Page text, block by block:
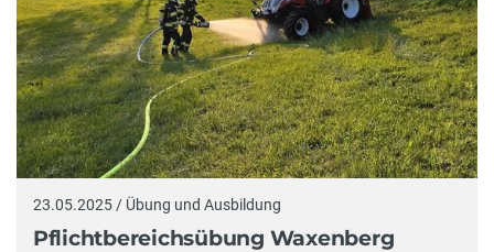
23.05.2025 / Übung und Ausbildung
Pflichtbereichsübung Waxenberg